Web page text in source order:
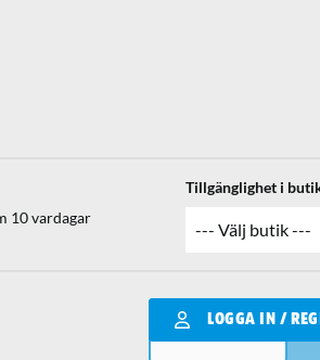
10 vardagar
Tillgänglighet i
LOGGA IN /
Qantity